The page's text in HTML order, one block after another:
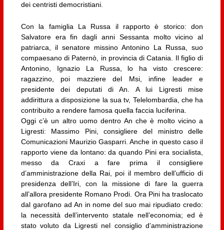
dei centristi democristiani.
Con la famiglia La Russa il rapporto è storico: don
Salvatore era fin dagli anni Sessanta molto vicino al
patriarca, il senatore missino Antonino La Russa, suo
compaesano di Paternò, in provincia di Catania. Il figlio di
Antonino, Ignazio La Russa, lo ha visto crescere:
ragazzino, poi mazziere del Msi, infine leader e
presidente dei deputati di An. A lui Ligresti mise
addirittura a disposizione la sua tv, Telelombardia, che ha
contribuito a rendere famosa quella faccia luciferina.
Oggi c’è un altro uomo dentro An che è molto vicino a
Ligresti: Massimo Pini, consigliere del ministro delle
Comunicazioni Maurizio Gasparri. Anche in questo caso il
rapporto viene da lontano: da quando Pini era socialista,
messo da Craxi a fare prima il consigliere
d’amministrazione della Rai, poi il membro dell’ufficio di
presidenza dell’Iri, con la missione di fare la guerra
all’allora presidente Romano Prodi. Ora Pini ha traslocato
dal garofano ad An in nome del suo mai ripudiato credo:
la necessità dell’intervento statale nell’economia; ed è
stato voluto da Ligresti nel consiglio d’amministrazione